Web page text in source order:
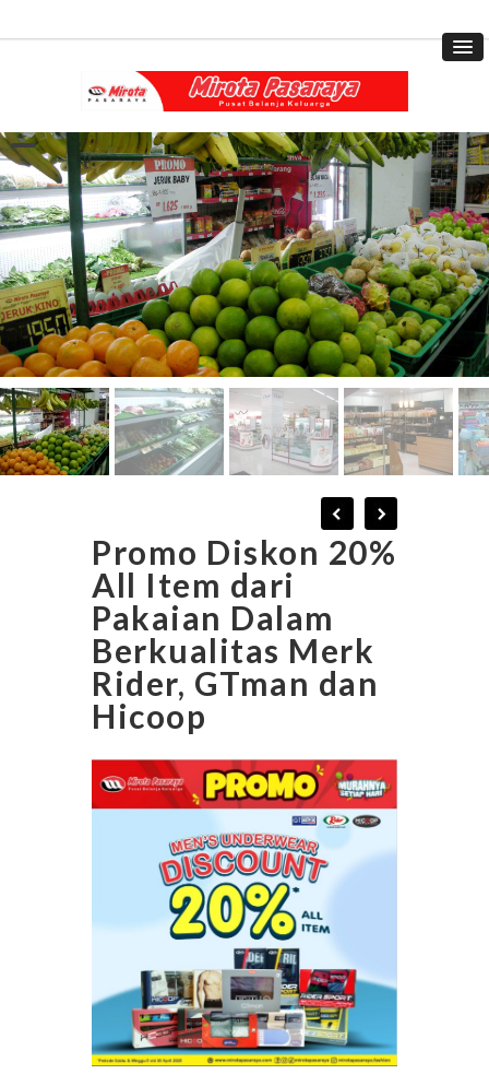
Promo Diskon 20%
All Item dari
Pakaian Dalam
Berkualitas Merk
Rider, GTman dan
Hicoop